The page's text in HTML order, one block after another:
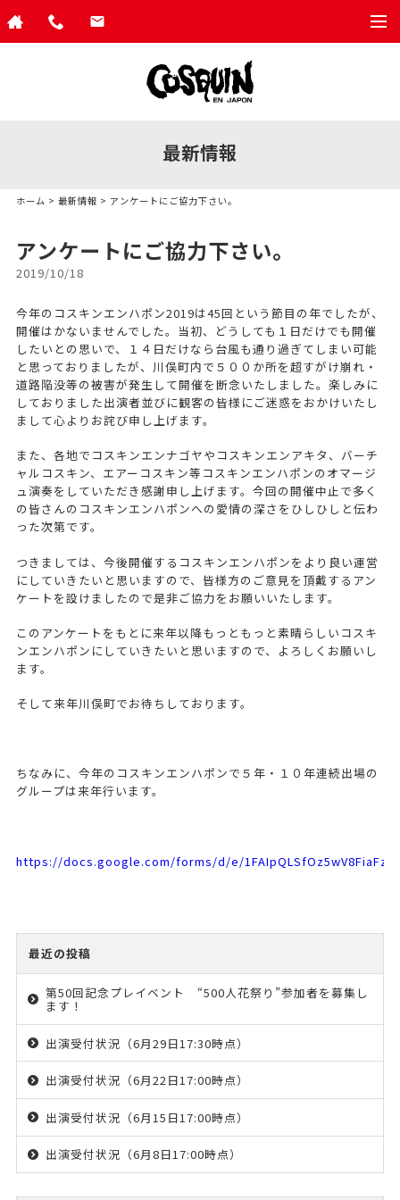
最新情報
ホーム > 最新情報 > アンケートにご協力下さい。
アンケートにご協力下さい。
2019/10/18
今年のコスキンエンハポン2019は45回という節目の年でしたが、
開催はかないませんでした。当初、どうしても１日だけでも開催
したいとの思いで、１４日だけなら台風も通り過ぎてしまい可能
と思っておりましたが、川俣町内で５００か所を超すがけ崩れ・
道路陥没等の被害が発生して開催を断念いたしました。楽しみに
しておりました出演者並びに観客の皆様にご迷惑をおかけいたし
まして心よりお詫び申し上げます。
また、各地でコスキンエンナゴヤやコスキンエンアキタ、バーチ
ャルコスキン、エアーコスキン等コスキンエンハポンのオマージ
ュ演奏をしていただき感謝申し上げます。今回の開催中止で多く
の皆さんのコスキンエンハポンへの愛情の深さをひしひしと伝わ
った次第です。
つきましては、今後開催するコスキンエンハポンをより良い運営
にしていきたいと思いますので、皆様方のご意見を頂戴するアン
ケートを設けましたので是非ご協力をお願いいたします。
このアンケートをもとに来年以降もっともっと素晴らしいコスキ
ンエンハポンにしていきたいと思いますので、よろしくお願いし
ます。
そして来年川俣町でお待ちしております。
ちなみに、今年のコスキンエンハポンで５年・１０年連続出場の
グループは来年行います。
https://docs.google.com/forms/d/e/
最近の投稿
第50回記念プレイベント “500人花祭り”参加者を募集し
ます！
出演受付状況（6月29日17:30時点）
出演受付状況（6月22日17:00時点）
出演受付状況（6月15日17:00時点）
出演受付状況（6月8日17:00時点）